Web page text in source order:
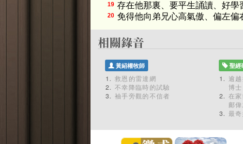
19 存在他那裏、要平生誦讀、好
20 免得他向弟兄心高氣傲、偏左偏
黃紹權牧師
救恩的雷達網
不幸降臨時的試驗
袖手旁觀的不信者
聖經
逾
博士
在
鄺
最